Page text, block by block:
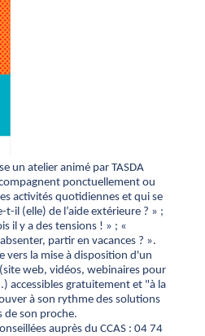
un atelier animé par TASDA
ponctuellement ou
activités quotidiennes et qui se
il (elle) de l’aide extérieure ? » ;
il y a des tensions ! » ; «
partir en vacances ? ».
vers la mise à disposition d'un
web, vidéos, webinaires pour
accessibles gratuitement et "à la
à son rythme des solutions
de son proche.
auprès du CCAS : 04 74